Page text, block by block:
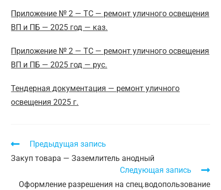
Приложение № 2 — ТС — ремонт уличного освещения
ВП и ПБ — 2025 год — каз.
Приложение № 2 — ТС — ремонт уличного освещения
ВП и ПБ — 2025 год — рус.
Тендерная документация — ремонт уличного
освещения 2025 г.
Предыдущая запись
Закуп товара — Заземлитель анодный
Следующая запись
Оформление разрешения на спец.водопользование